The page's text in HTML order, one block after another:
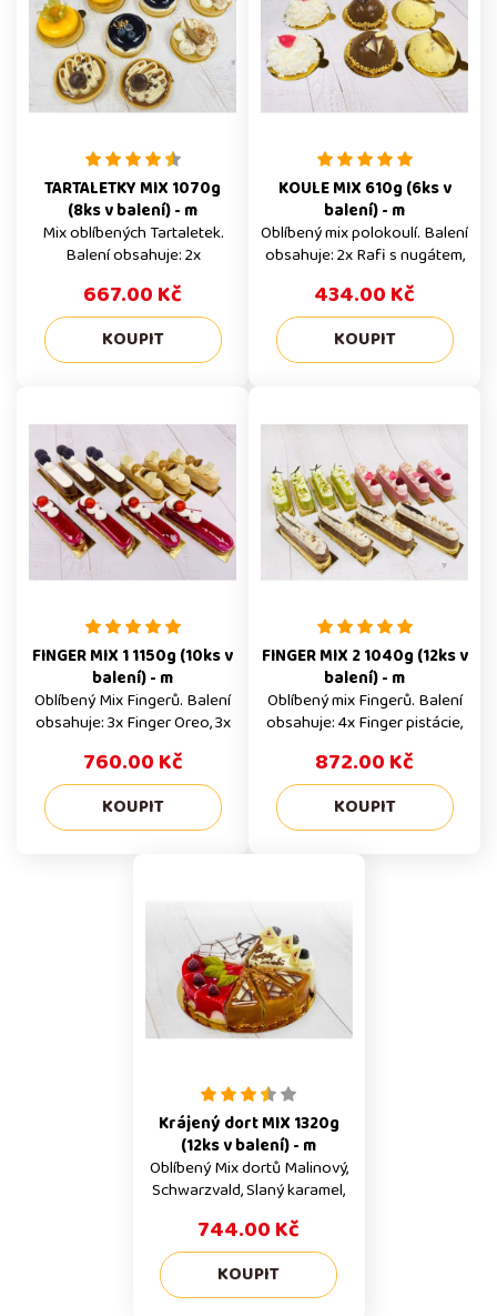
Alergeny Výrobky můžou
obsahovat stopy všech
alergenů. Trvanlivost 2 dny
TARTALETKY MIX 1070g
(8ks v balení) - m
Mix oblíbených Tartaletek.
Balení obsahuje: 2x
Tartaletka mango, 2x
Tartaletka karamel, 2x
Tartaletka borůvka, 2x
Tartaletka hruška Celé balení
Mražené zákusky prodáváme
balení po 8 ks a uvedená
cena 608 Kč, je za celé balení.
Mražený produkt
Doporučujeme naše výrobky
před konzumací rozmrazovat
pozvolna při teplotách do +5
po dobu 8h (celé dorty) a 2h
(malé zákusky) Alergeny
stopy všech alergenů. T
667.00 Kč
KOULE MIX 610g (6ks v
balení) - m
Oblíbený mix polokoulí. Balení
obsahuje: 2x Rafi s nugátem,
2x Crocantissimo koule, 2x
Bellisimo Celé balení
Mražené zákusky prodáváme
pouze v celém balení.
Konkrétně tento produkt je v
Mražený produkt
Doporučujeme naše výrobky
před konzumací rozmrazovat
pozvolna při teplotách do +5
po dobu 8h (celé dorty) a 2h
(malé zákusky) Alergeny Naše
výrobky mohou obsahovat
stopy všech alergenů.
434.00 Kč
FINGER MIX 1 1150g (10ks v
balení) - m
Oblíbený Mix Fingerů. Balení
obsahuje: 3x Finger Oreo, 3x
Finger Tofee, 4x Finger višeń
Celé balení Mražené zákusky
prodáváme pouze v celém
balení. Konkrétně tento
produkt je v balení po 10 ks a
před konzumací rozmrazovat
pozvolna při teplotách do +5
po dobu 8h (celé dorty) a 2h
(malé zákusky) Alergeny
Výrobky mohou obsahovat
stopy všech alergenů.
760.00 Kč
FINGER MIX 2 1040g (12ks v
balení) - m
Oblíbený mix Fingerů. Balení
obsahuje: 4x Finger pistácie,
4x Finger malina, 4x Finger
oříšek Celé balení Mražené
zákusky prodáváme pouze v
celém balení. Konkrétně
tento produkt je v balení po
výrobky před konzumací
rozmrazovat pozvolna při
teplotách do +5 po dobu 8h
(celé dorty) a 2h (malé
zákusky) Alergeny Výrobky
mohou obsahovat stopy
872.00 Kč
Krájený dort MIX 1320g
(12ks v balení) - m
Oblíbený Mix dortů Malinový,
Schwarzvald, Slaný karamel,
Punčový dort Celé balení
Mražené zákusky prodáváme
pouze v celém balení.
Konkrétně tento produkt je v
balení po 12 ks a uvedená
744.00 Kč